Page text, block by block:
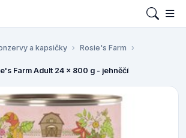
a kapsičky
Rosie's Farm
Farm Adult 24 x 800 g - jehněčí